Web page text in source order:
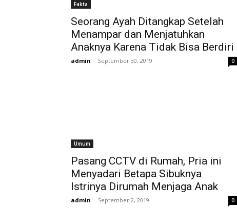
Fakta
Seorang Ayah Ditangkap Setelah
Menampar dan Menjatuhkan
Anaknya Karena Tidak Bisa Berdiri
admin - September 30, 2019 0
Umum
Pasang CCTV di Rumah, Pria ini
Menyadari Betapa Sibuknya
Istrinya Dirumah Menjaga Anak
admin - September 2, 2019 0